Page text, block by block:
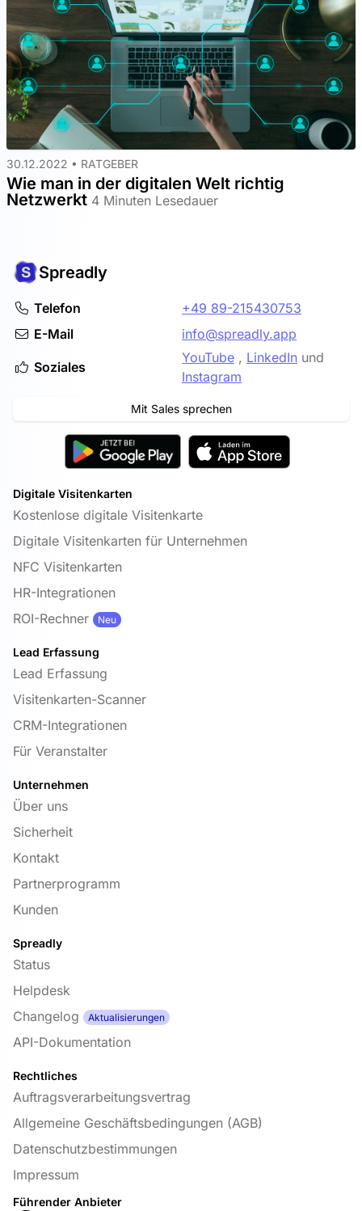
30.12.2022 • RATGEBER
Wie man in der digitalen Welt richtig
Netzwerkt 4 Minuten Lesedauer
Spreadly
Telefon
+49 89-215430753
E-Mail
info@spreadly.app
Soziales
YouTube , LinkedIn und
Instagram
Mit Sales sprechen
Digitale Visitenkarten
Kostenlose digitale Visitenkarte
Digitale Visitenkarten für Unternehmen
NFC Visitenkarten
HR-Integrationen
ROI-Rechner
Neu
Lead Erfassung
Lead Erfassung
Visitenkarten-Scanner
CRM-Integrationen
Für Veranstalter
Unternehmen
Über uns
Sicherheit
Kontakt
Partnerprogramm
Kunden
Spreadly
Status
Helpdesk
Changelog
Aktualisierungen
API-Dokumentation
Rechtliches
Auftragsverarbeitungsvertrag
Allgemeine Geschäftsbedingungen (AGB)
Datenschutzbestimmungen
Impressum
Führender Anbieter